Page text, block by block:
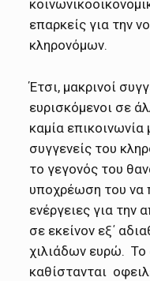
επαρκείς για την
κληρονόμων.
Έτσι, μακρινοί
ευρισκόμενοι σε
καμία
συγγενείς του
το γεγονός του
υποχρέωση του να
ενέργειες για την
σε εκείνον εξ΄
χιλιάδων ευρώ. Το
καθίστανται